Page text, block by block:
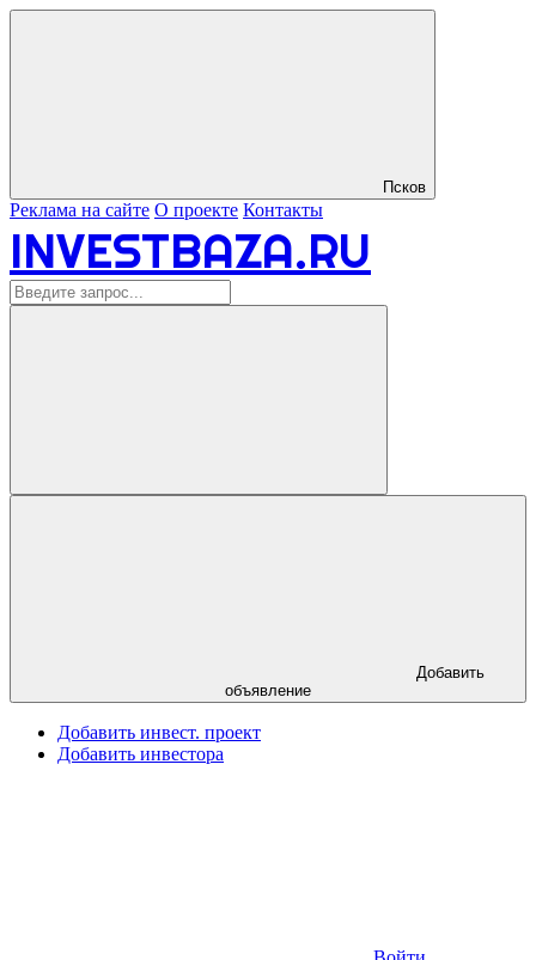
Псков
Реклама на сайте О проекте Контакты
INVESTBAZA.RU
объявление
Добавить инвест. проект
Добавить инвестора